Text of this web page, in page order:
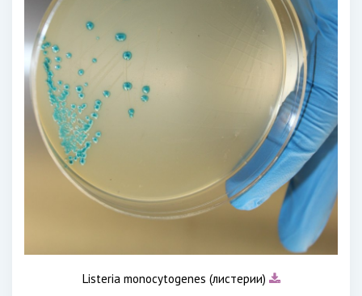
Listeria monocуtogenes (листерии)